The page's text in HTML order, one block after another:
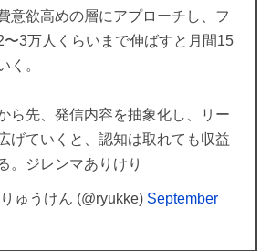
意欲高めの層にアプローチし、フ
〜3万人くらいまで伸ばすと月間15
く。
ら先、発信内容を抽象化し、リー
げていくと、認知は取れても収益
。ジレンマありけり
ゅうけん (@ryukke) September